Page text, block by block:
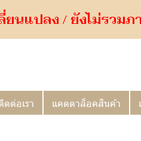
ยนแปลง / ยังไม่รวม
ดต่อเรา แคตตาล็อคสินค้า